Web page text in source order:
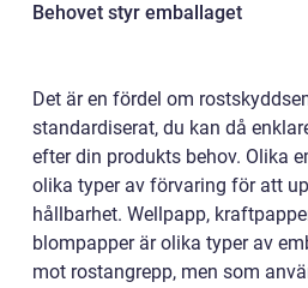
Behovet styr emballaget
Det är en fördel om
standardiserat, du kan då
efter din produkts behov. Olika
olika typer av förvaring för att
hållbarhet. Wellpapp,
blompapper är olika typer av
mot rostangrepp, men som